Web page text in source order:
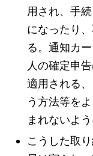
用され、手
になったり
る。通知カ
人の確定申
適用される
う方法等を
まれないよ
こうした取